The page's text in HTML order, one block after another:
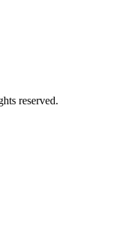
reserved.